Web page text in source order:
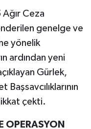
Ceza
genelge ve
yönelik
ardından yeni
Gürlek,
çekti.
OPERASYON